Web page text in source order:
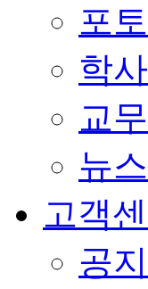
포
학
교
뉴
고객
공